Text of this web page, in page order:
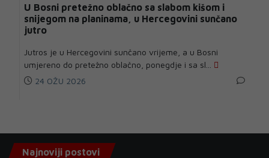
U Bosni pretežno oblačno sa slabom kišom i
snijegom na planinama, u Hercegovini sunčano
jutro
Jutros je u Hercegovini sunčano vrijeme, a u Bosni
umjereno do pretežno oblačno, ponegdje i sa sl...
24 OŽU 2026
Najnoviji postovi